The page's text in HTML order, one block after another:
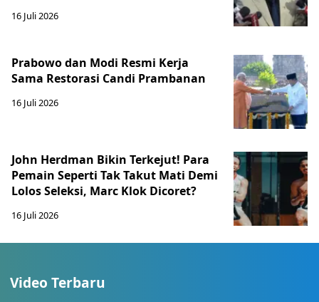
16 Juli 2026
Prabowo dan Modi Resmi Kerja
Sama Restorasi Candi Prambanan
16 Juli 2026
John Herdman Bikin Terkejut! Para
Pemain Seperti Tak Takut Mati Demi
Lolos Seleksi, Marc Klok Dicoret?
16 Juli 2026
Video Terbaru